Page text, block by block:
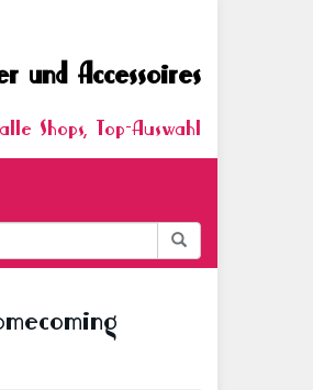
und Accessoires
Shops, Top-Auswahl